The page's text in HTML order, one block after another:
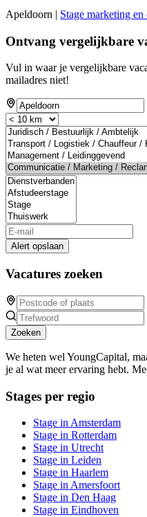
Apeldoorn | Stage marketing
Ontvang vergelijkbare
Vul in waar je vergelijkbare
mailadres niet!
Alert opslaan
Vacatures zoeken
Zoeken
We heten wel YoungCapital,
je al wat meer ervaring hebt.
Stages per regio
Stage in Amsterdam
Stage in Rotterdam
Stage in Utrecht
Stage in Leiden
Stage in Haarlem
Stage in Amersfoort
Stage in Den Haag
Stage in Eindhoven